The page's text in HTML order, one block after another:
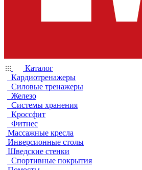
Каталог
Кардиотренажеры
Силовые тренажеры
Железо
Системы хранения
Кроссфит
Фитнес
Массажные кресла
Инверсионные столы
Шведские стенки
Спортивные покрытия